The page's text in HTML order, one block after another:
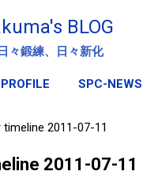
してメイン コンテンツに移動
BLOG
々鍛練、日々新化
PROFILE SPC-NEWS
2011-07-11
2011-07-11